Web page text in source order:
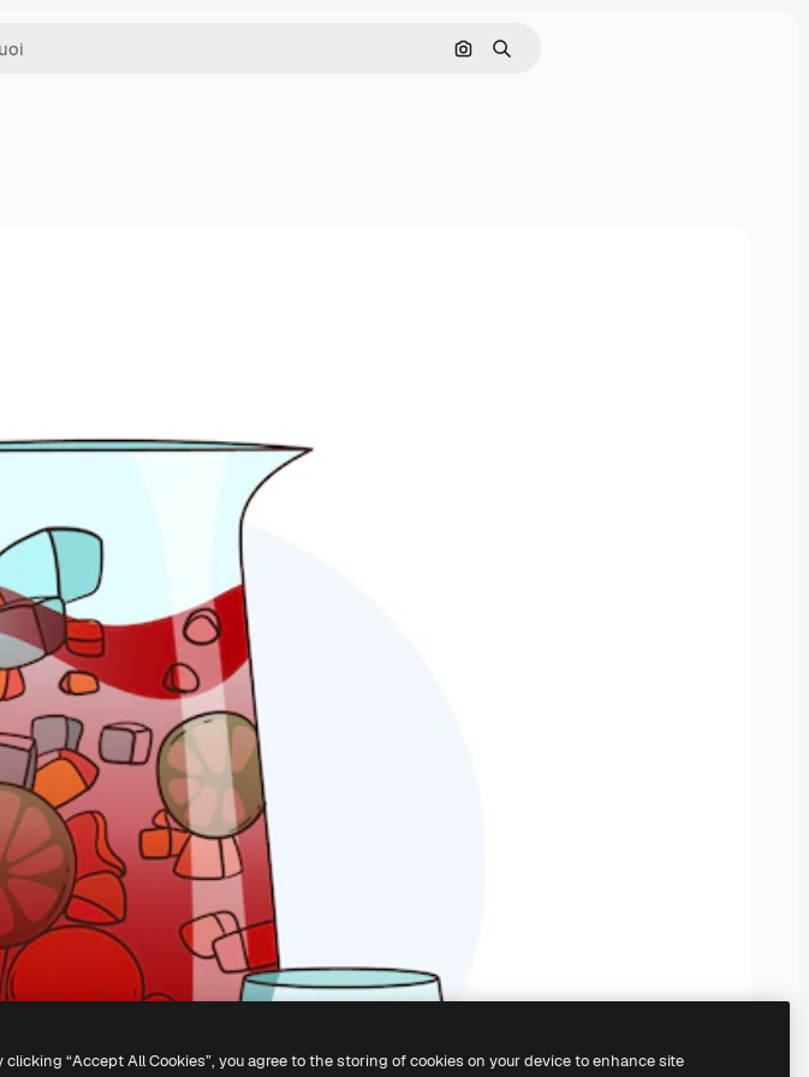
Rechercher par image
Rechercher
clicking “Accept All Cookies”, you agree to the storing of cookies on your device to enhance site